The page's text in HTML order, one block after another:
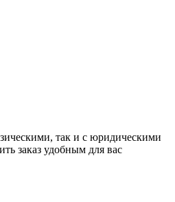
так и с юридическими
заказ удобным для вас